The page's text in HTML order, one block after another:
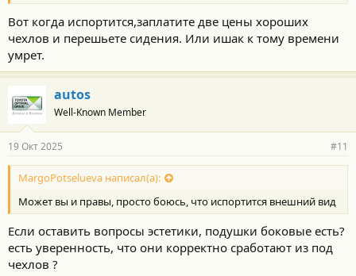
Вот когда испортится,заплатите две цены хороших
чехлов и перешьете сидения. Или ишак к тому времени
умрет.
autos
Well-Known Member
19 Окт 2025 #11
MargoPotselueva написал(а):
Может вы и правы, просто боюсь, что испортится внешний вид
Если оставить вопросы эстетики, подушки боковые есть?
есть уверенность, что они корректно сработают из под
чехлов ?